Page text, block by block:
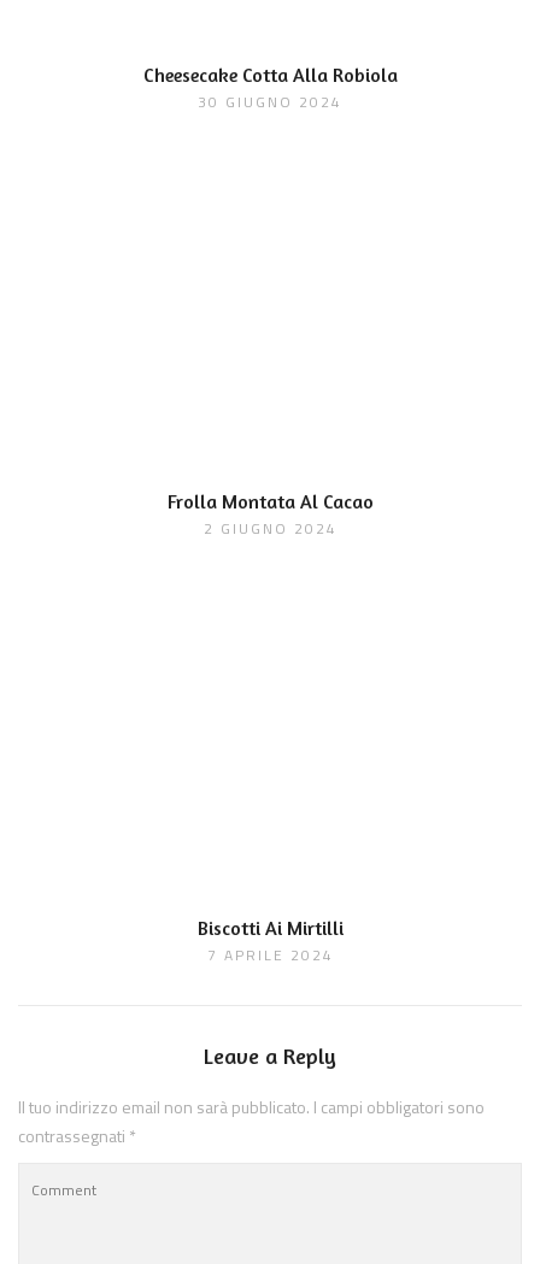
Cheesecake Cotta Alla Robiola
30 GIUGNO 2024
Frolla Montata Al Cacao
2 GIUGNO 2024
Biscotti Ai Mirtilli
7 APRILE 2024
Leave a Reply
Il tuo indirizzo email non sarà pubblicato. I campi obbligatori sono
contrassegnati *